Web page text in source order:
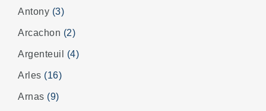
Antony (3)
Arcachon (2)
Argenteuil (4)
Arles (16)
Arnas (9)